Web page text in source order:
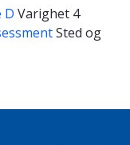
D Varighet 4
Sted og